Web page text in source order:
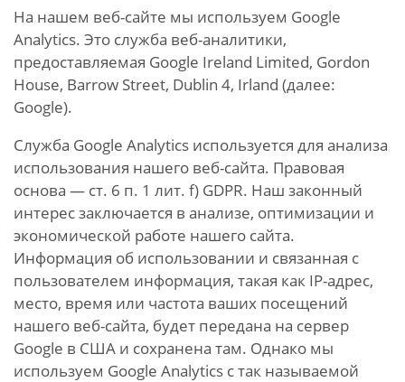
На нашем веб-сайте мы используем Google
Analytics. Это служба веб-аналитики,
предоставляемая Google Ireland Limited, Gordon
House, Barrow Street, Dublin 4, Irland (далее:
Google).
Служба Google Analytics используется для анализа
использования нашего веб-сайта. Правовая
основа — ст. 6 п. 1 лит. f) GDPR. Наш законный
интерес заключается в анализе, оптимизации и
экономической работе нашего сайта.
Информация об использовании и связанная с
пользователем информация, такая как IP-адрес,
место, время или частота ваших посещений
нашего веб-сайта, будет передана на сервер
Google в США и сохранена там. Однако мы
используем Google Analytics с так называемой